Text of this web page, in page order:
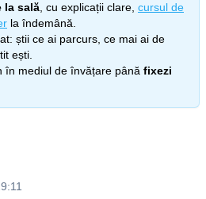
la sală , cu explicații clare, cursul de
la îndemână.
știi ce ai parcurs, ce mai ai de
ești.
în mediul de învățare până fixezi